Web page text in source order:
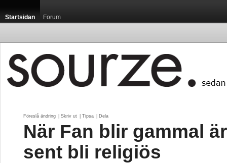
Startsidan Forum
Föreslå ändring Skriv ut Tipsa Dela
När Fan blir gammal
sent bli religiös